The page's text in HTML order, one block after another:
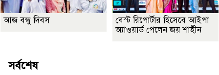
আজ বন্ধু দিবস
বেস্ট রিপোর্টার হিসেবে আইপা
অ্যাওয়ার্ড পেলেন জয় শাহীন
সর্বশেষ